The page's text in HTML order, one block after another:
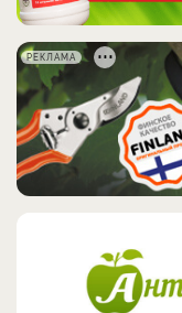
РЕКЛАМА